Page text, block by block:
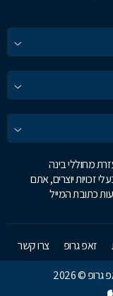
מחוללי בינה
זכויות יוצרים, אתם
כתובת המייל
זאפ גרופ
צרו קשר
© 2026